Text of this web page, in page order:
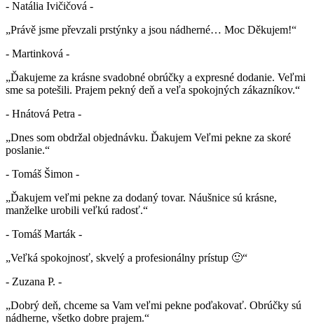
- Natália Ivičičová -
„Právě jsme převzali prstýnky a jsou nádherné… Moc Děkujem!“
- Martinková -
„Ďakujeme za krásne svadobné obrúčky a expresné dodanie. Veľmi
sme sa potešili. Prajem pekný deň a veľa spokojných zákazníkov.“
- Hnátová Petra -
„Dnes som obdržal objednávku. Ďakujem Veľmi pekne za skoré
poslanie.“
- Tomáš Šimon -
„Ďakujem veľmi pekne za dodaný tovar. Náušnice sú krásne,
manželke urobili veľkú radosť.“
- Tomáš Marták -
„Veľká spokojnosť, skvelý a profesionálny prístup 🙂“
- Zuzana P. -
„Dobrý deň, chceme sa Vam veľmi pekne poďakovať. Obrúčky sú
nádherne, všetko dobre prajem.“